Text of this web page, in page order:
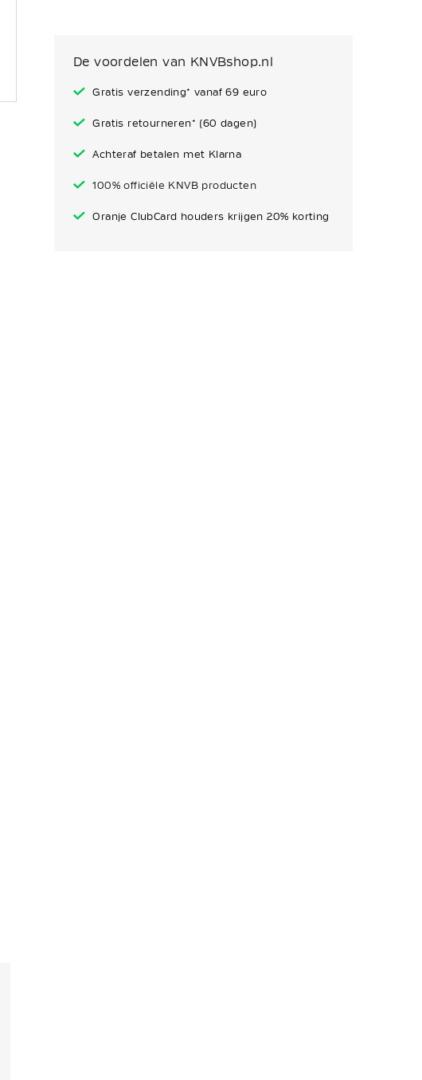
De voordelen van KNVBshop.nl
Gratis verzending* vanaf 69 euro
Gratis retourneren* (60 dagen)
Achteraf betalen met Klarna
100% officiële KNVB producten
Oranje ClubCard houders krijgen 20% korting